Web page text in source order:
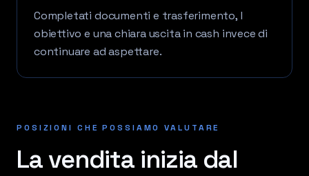
Completati documenti e trasferimento, l
obiettivo e una chiara uscita in cash invece di
continuare ad aspettare.
POSIZIONI CHE POSSIAMO VALUTARE
La vendita inizia dal